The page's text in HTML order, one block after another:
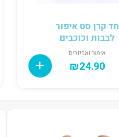
חד קרן סט איפור
לבבות וכוכבים
איפור ואביזרים
₪24.90